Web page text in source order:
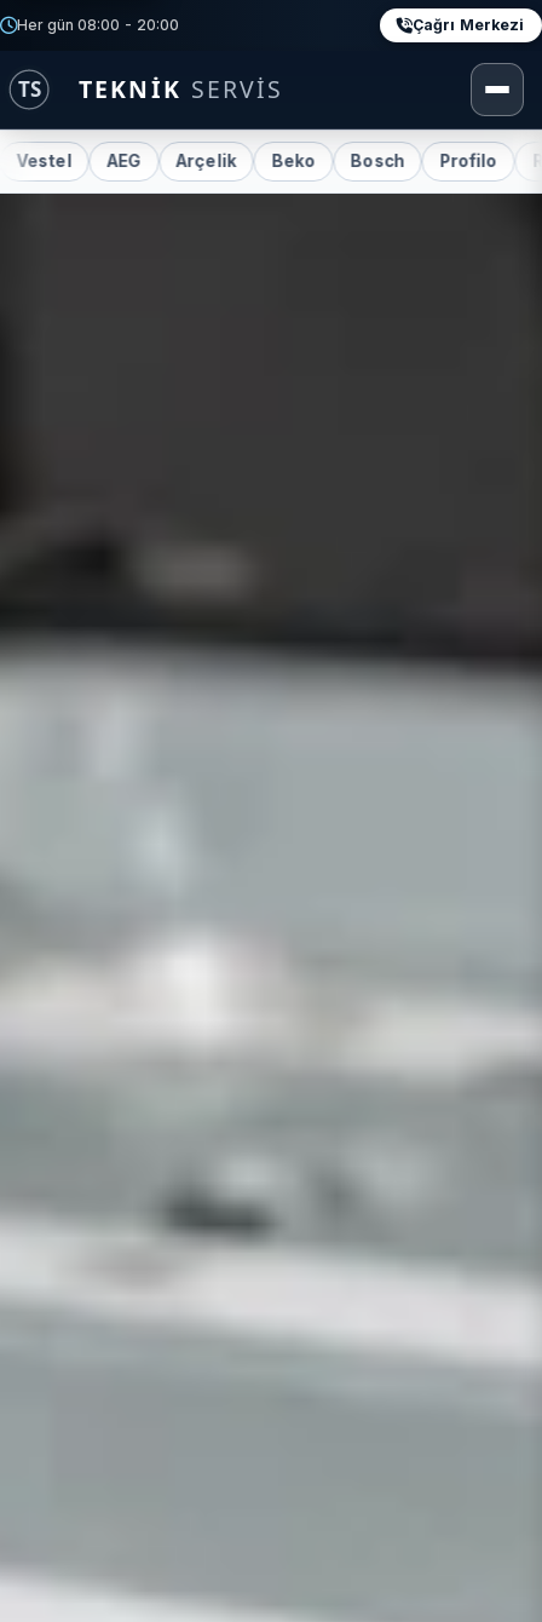
Her gün 08:00 - 20:00 Çağrı Merkezi
AEG Arçelik Beko Bosch Profilo Regal